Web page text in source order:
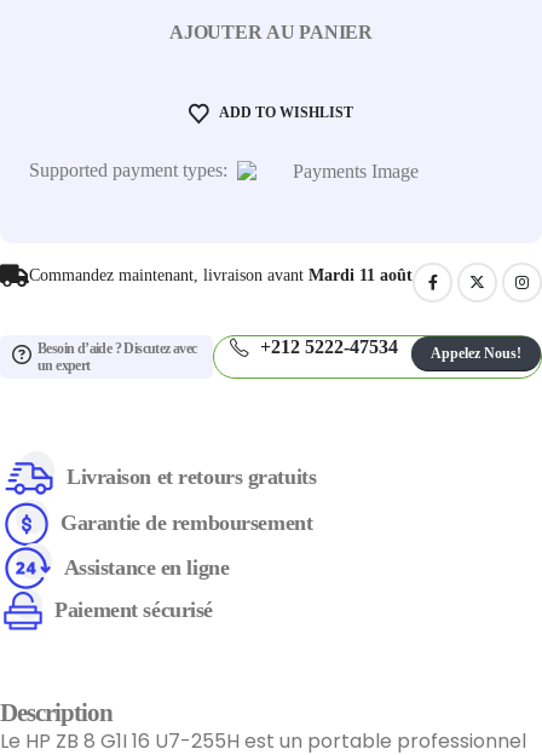
AJOUTER AU PANIER
ADD TO WISHLIST
Supported payment types:
Commandez maintenant, livraison avant Mardi 11 août
Besoin d’aide ? Discutez avec
un expert
+212 5222-47534 Appelez Nous!
Livraison et retours gratuits
Garantie de remboursement
Assistance en ligne
Paiement sécurisé
Description
Le HP ZB 8 G1I 16 U7-255H est un portable professionnel